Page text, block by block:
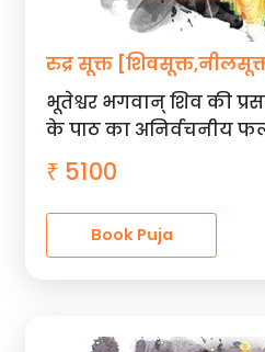
रुद्र सूक्त
भूतेश्वर भगवान् शिव की
के पाठ का अनिर्वचनीय
₹ 5100
Book Puja